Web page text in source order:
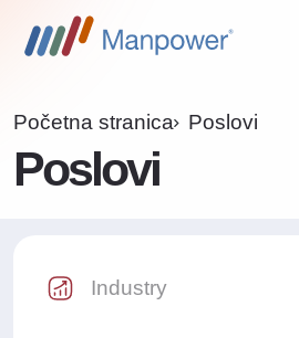
Početna stranica Poslovi
Poslovi
Industry Select